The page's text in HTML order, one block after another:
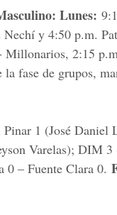
Lunes:
y 4:50 p.m.
2:15
la fase de grupos,
Pinar 1 (José Daniel
Varelas); DIM
0 – Fuente Clara 0.